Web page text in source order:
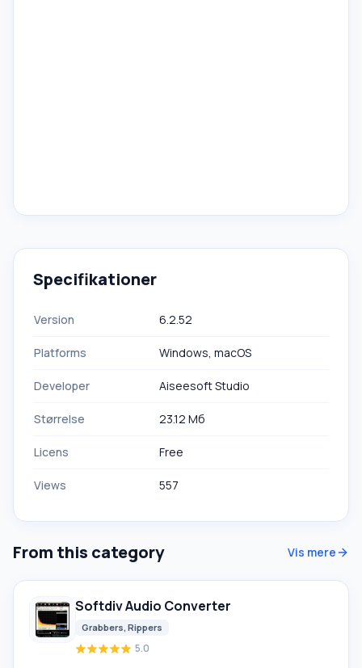
Specifikationer
Version 6.2.52
Platforms Windows, macOS
Developer Aiseesoft Studio
Størrelse 23.12 Мб
Licens Free
Views 557
From this category Vis mere
Softdiv Audio Converter
Grabbers, Rippers
5.0